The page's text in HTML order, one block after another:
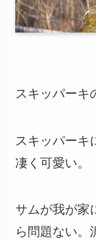
スキッパーキ
スキッパーキ
凄く可愛い。
サムが我が家
ら問題ない。